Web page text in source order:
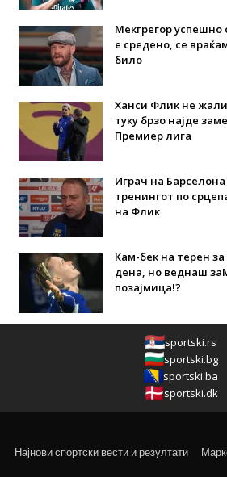
Мекгрегор
е средено, се
било
Ханси Флик не жали
туку брзо најде
Премиер лига
Играч на
тренингот по
на Флик
Кам-бек на терен
дена, но веднаш
позајмица!?
sportski.rs
sportski.bg
sportski.ba
sportski.dk
Најнови спортски вести и резултати